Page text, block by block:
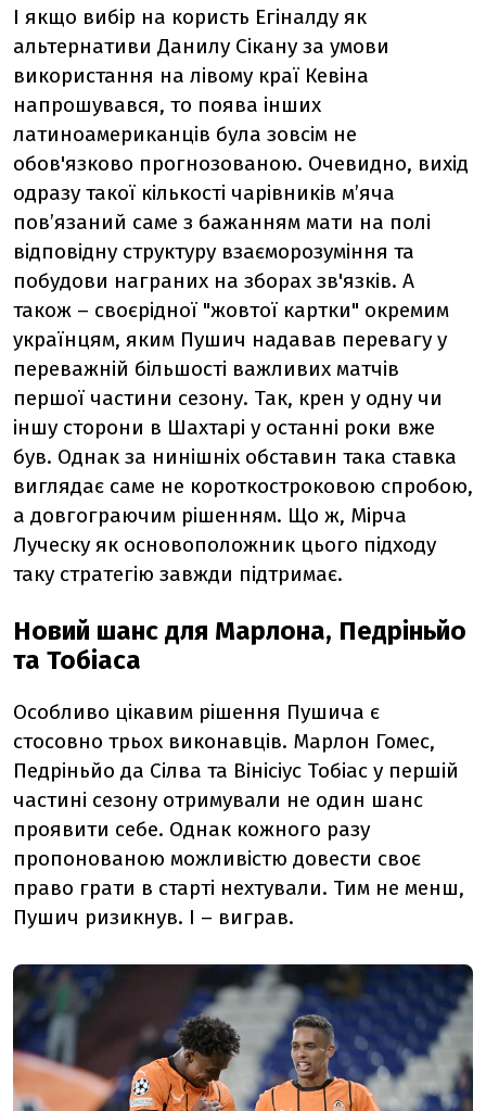
І якщо вибір на користь Егіналду як
альтернативи Данилу Сікану за умови
використання на лівому краї Кевіна
напрошувався, то поява інших
латиноамериканців була зовсім не
обов'язково прогнозованою. Очевидно, вихід
одразу такої кількості чарівників м’яча
пов’язаний саме з бажанням мати на полі
відповідну структуру взаєморозуміння та
побудови награних на зборах зв'язків. А
також – своєрідної "жовтої картки" окремим
українцям, яким Пушич надавав перевагу у
переважній більшості важливих матчів
першої частини сезону. Так, крен у одну чи
іншу сторони в Шахтарі у останні роки вже
був. Однак за нинішніх обставин така ставка
виглядає саме не короткостроковою спробою,
а довгограючим рішенням. Що ж, Мірча
Луческу як основоположник цього підходу
таку стратегію завжди підтримає.
Новий шанс для Марлона, Педріньйо
та Тобіаса
Особливо цікавим рішення Пушича є
стосовно трьох виконавців. Марлон Гомес,
Педріньйо да Сілва та Вінісіус Тобіас у першій
частині сезону отримували не один шанс
проявити себе. Однак кожного разу
пропонованою можливістю довести своє
право грати в старті нехтували. Тим не менш,
Пушич ризикнув. І – виграв.